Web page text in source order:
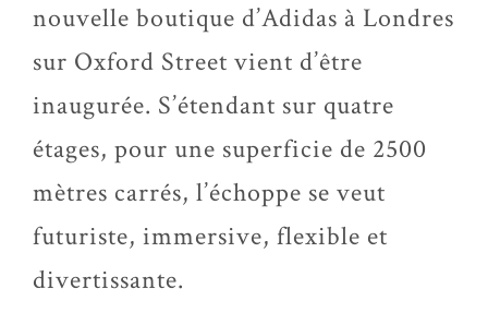
nouvelle boutique d’Adidas à Londres
sur Oxford Street vient d’être
inaugurée. S’étendant sur quatre
étages, pour une superficie de 2500
mètres carrés, l’échoppe se veut
futuriste, immersive, flexible et
divertissante.